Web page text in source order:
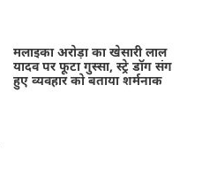
मलाइका अरोड़ा का खेसारी लाल
यादव पर फूटा गुस्सा, स्ट्रे डॉग संग
हुए व्यवहार को बताया शर्मनाक